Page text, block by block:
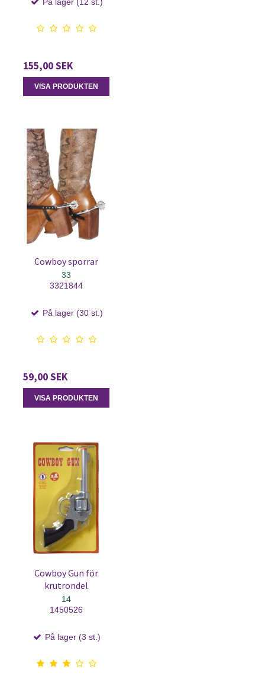
På lager (12 st.)
155,00 SEK
VISA PRODUKTEN
Cowboy sporrar
33
3321844
På lager (30 st.)
59,00 SEK
VISA PRODUKTEN
Cowboy Gun för
krutrondel
14
1450526
På lager (3 st.)